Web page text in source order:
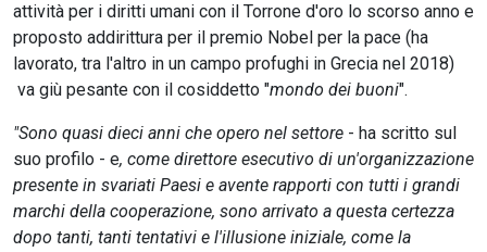
attività per i diritti umani con il Torrone d'oro lo scorso anno e
proposto addirittura per il premio Nobel per la pace (ha
lavorato, tra l'altro in un campo profughi in Grecia nel 2018)
va giù pesante con il cosiddetto "mondo dei buoni".
"Sono quasi dieci anni che opero nel settore - ha scritto sul
suo profilo - e, come direttore esecutivo di un'organizzazione
presente in svariati Paesi e avente rapporti con tutti i grandi
marchi della cooperazione, sono arrivato a questa certezza
dopo tanti, tanti tentativi e l'illusione iniziale, come la